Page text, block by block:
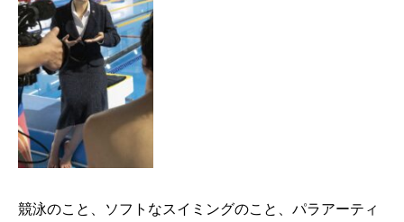
競泳のこと、ソフトなスイミングのこと、パラアーティ